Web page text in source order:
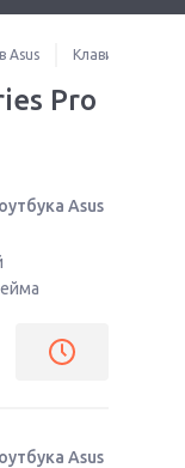
Asus Клавиатуры
Pro
Asus
Asus